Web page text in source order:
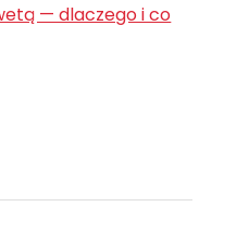
— dlaczego i co